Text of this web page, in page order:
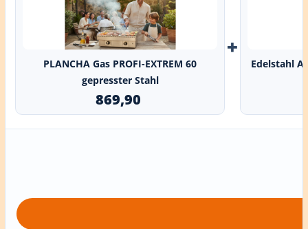
PLANCHA Gas PROFI-EXTREM 60
gepresster Stahl
869,90
+
Edelstahl